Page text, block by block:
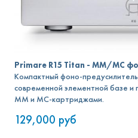
Primare R15 Titan - MM/MC
Компактный фоно-
современной элементной базе
MM и MC-картриджами.
129,000 руб